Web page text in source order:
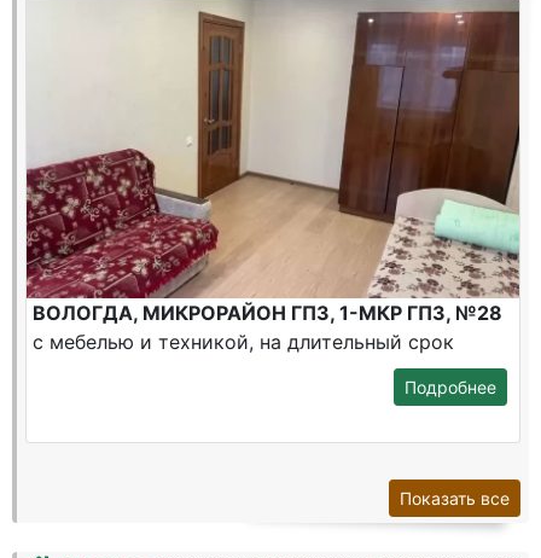
ВОЛОГДА, МИКРОРАЙОН ГПЗ, 1-МКР ГПЗ, №28
с мебелью и техникой, на длительный срок
Подробнее
Показать все